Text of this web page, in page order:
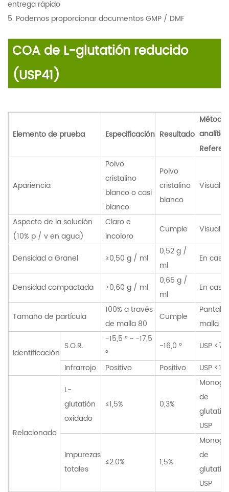
entrega rápido
5. Podemos proporcionar documentos GMP / DMF
COA de L-glutatión reducido
(USP41)
Elemento de prueba Especificación Resultado
Método
analítico
Apariencia
Polvo
cristalino
blanco o casi
blanco
Polvo
cristalino
blanco
Visual
Aspecto de la solución
(10% p / v en agua)
Claro e
incoloro
Cumple Visual
Densidad a Granel ≥0,50 g / ml
0,52 g /
ml
En casa
Densidad compactada ≥0,60 g / ml
0,65 g /
ml
En casa
Tamaño de partícula
100% a través
de malla 80
Cumple
malla
Identificación
S.O.R.
-15,5 ° ~ -17,5
°
-16,0 °
USP
Infrarrojo
Positivo Positivo USP
Relacionado
L-
glutatión
oxidado
≤1,5% 0,3%
de
USP
Impurezas
totales
≤2.0% 1,5%
de
USP